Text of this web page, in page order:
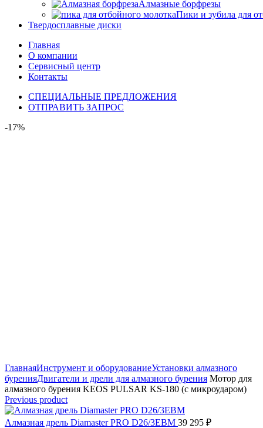
Алмазные борфрезы
Пики и зубила для
Твердосплавные диски
Главная
О компании
Сервисный центр
Контакты
СПЕЦИАЛЬНЫЕ ПРЕДЛОЖЕНИЯ
ОТПРАВИТЬ ЗАПРОС
-17%
ГлавнаяИнструмент и оборудованиеУстановки алмазного
буренияДвигатели и дрели для алмазного бурения Мотор для
алмазного бурения KEOS PULSAR KS-180 (с микроударом)
Previous product
Алмазная дрель Diamaster PRO D26/3EBM 39 295 ₽